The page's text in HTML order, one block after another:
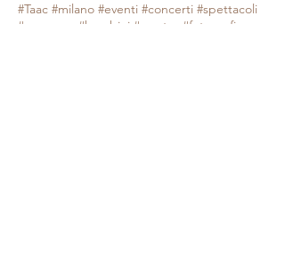
#Taac #milano #eventi #concerti #spettacoli
#rassegne #bambini #mostre #fotografia